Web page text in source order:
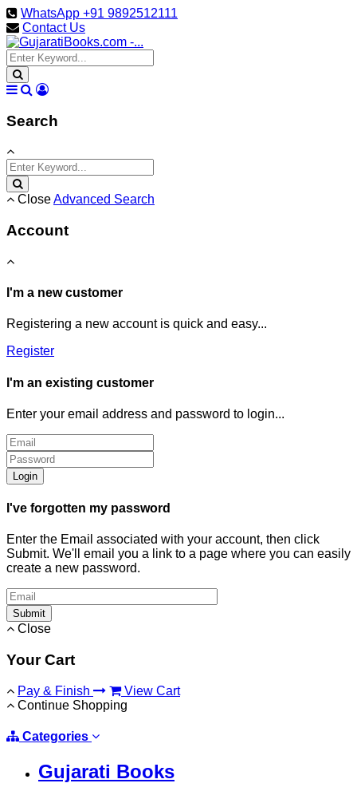
WhatsApp +91 9892512111
Contact Us
Search
CloseAdvanced Search
Account
I'm a new customer
Registering a new account is quick and easy...
Register
I'm an existing customer
Enter your email address and password to login...
Login
I've forgotten my password
Enter the Email associated with your account, then click
Submit. We'll email you a link to a page where you can easily
create a new password.
Submit
Close
Your Cart
Pay & Finish
View Cart
Continue Shopping
Categories
Gujarati Books